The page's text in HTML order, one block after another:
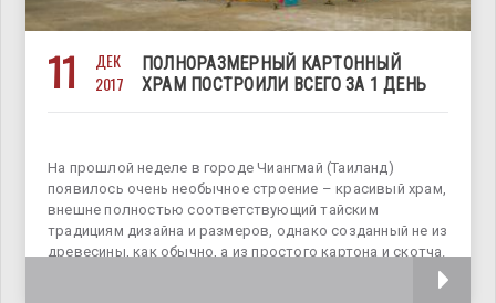
11
ДЕК
2017
ПОЛНОРАЗМЕРНЫЙ КАРТОННЫЙ
ХРАМ ПОСТРОИЛИ ВСЕГО ЗА 1 ДЕНЬ
На прошлой неделе в городе Чиангмай (Таиланд)
появилось очень необычное строение – красивый храм,
внешне полностью соответствующий тайским
традициям дизайна и размеров, однако созданный не из
древесины, как обычно, а из простого картона и скотча.